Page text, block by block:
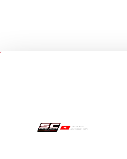
Commandes
Résiliation